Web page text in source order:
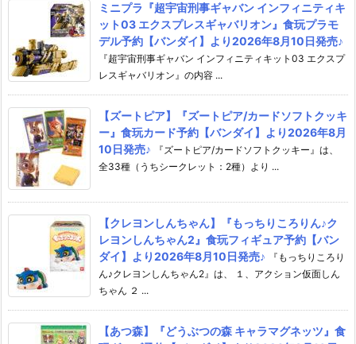
ミニプラ『超宇宙刑事ギャバン インフィニティキ
ット03 エクスプレスギャバリオン』食玩プラモ
デル予約【バンダイ】より2026年8月10日発売♪
『超宇宙刑事ギャバン インフィニティキット03 エクスプ
レスギャバリオン』の内容 ...
【ズートピア】『ズートピア/カードソフトクッキ
ー』食玩カード予約【バンダイ】より2026年8月
10日発売♪
『ズートピア/カードソフトクッキー』は、
全33種（うちシークレット：2種）より ...
【クレヨンしんちゃん】『もっちりころりん♪ク
レヨンしんちゃん2』食玩フィギュア予約【バン
ダイ】より2026年8月10日発売♪
『もっちりころり
ん♪クレヨンしんちゃん2』は、 １、アクション仮面しん
ちゃん ２ ...
【あつ森】『どうぶつの森 キャラマグネッツ』食